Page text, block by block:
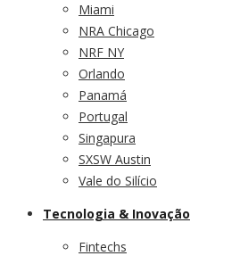
Miami
NRA Chicago
NRF NY
Orlando
Panamá
Portugal
Singapura
SXSW Austin
Vale do Silício
Tecnologia & Inovação
Fintechs